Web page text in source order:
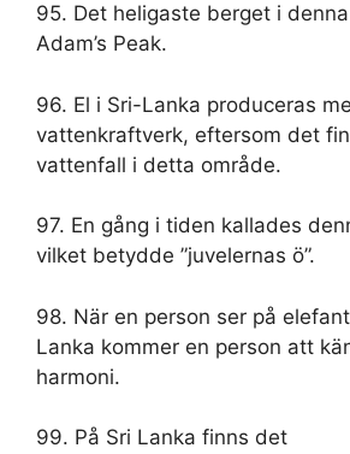
95. Det heligaste berget i
Adam’s Peak.
96. El i Sri-Lanka produceras
vattenkraftverk, eftersom det
vattenfall i detta område.
97. En gång i tiden kallades
vilket betydde ”juvelernas ö”.
98. När en person ser på
Lanka kommer en person att
harmoni.
99. På Sri Lanka finns det